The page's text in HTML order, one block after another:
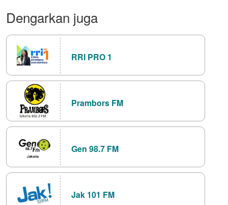
Dengarkan juga
RRI PRO 1
Prambors FM
Gen 98.7 FM
Jak 101 FM